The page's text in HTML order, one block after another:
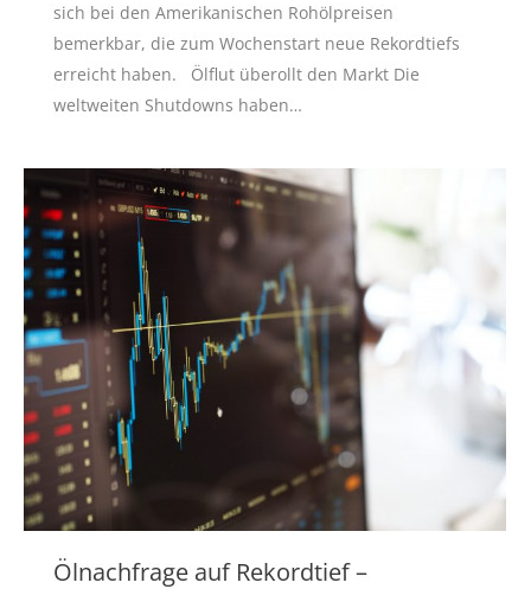
sich bei den Amerikanischen Rohölpreisen
bemerkbar, die zum Wochenstart neue Rekordtiefs
erreicht haben. Ölflut überollt den Markt Die
weltweiten Shutdowns haben…
Ölnachfrage auf Rekordtief –